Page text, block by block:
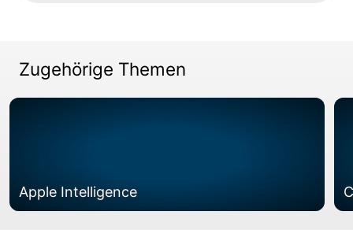
Zugehörige Themen
Apple Intelligence